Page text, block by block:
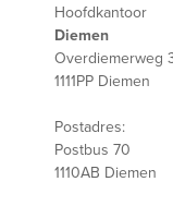
Hoofdkantoor
Diemen
Overdiemerweg
1111PP Diemen
Postadres:
Postbus 70
1110AB Diemen